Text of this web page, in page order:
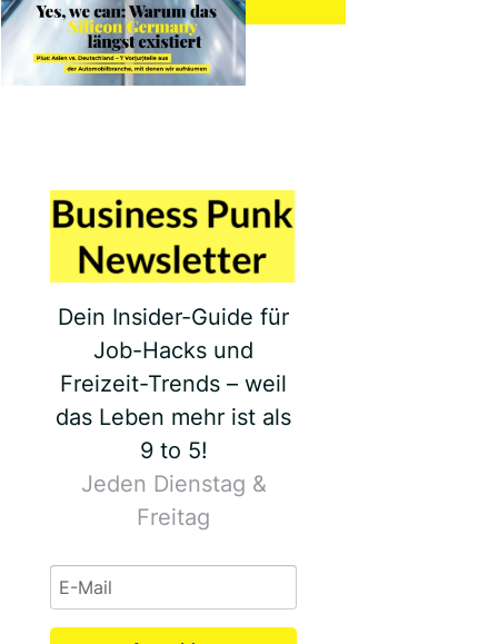
Dein Insider-Guide für
Job-Hacks und
Freizeit-Trends – weil
das Leben mehr ist als
9 to 5!
Jeden Dienstag &
Freitag